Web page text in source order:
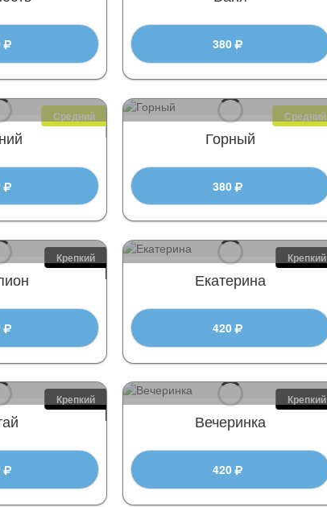
380
Средний
Горный
380
Средний
Крепкий
Екатерина
420
Крепкий
Крепкий
Вечеринка
420
Крепкий